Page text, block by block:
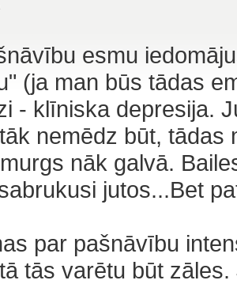
esmu
(ja man būs tādas
- klīniska depresija.
nemēdz būt, tādas
nāk galvā.
jutos...Bet
par pašnāvību
tās varētu būt